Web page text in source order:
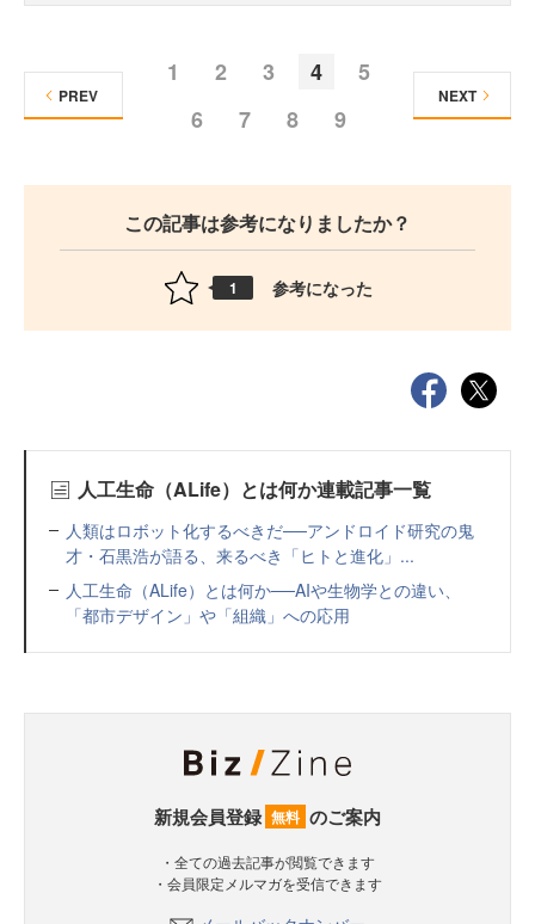
1 2 3 4
5
6
7 8 9
PREV NEXT
この記事は参考になりましたか？
1 参考になった
人工生命（ALife）とは何か連載記事一覧
人類はロボット化するべきだ──アンドロイド研究の鬼
才・石黒浩が語る、来るべき「ヒトと進化」...
人工生命（ALife）とは何か──AIや生物学との違い、
「都市デザイン」や「組織」への応用
新規会員登録 無料 のご案内
・全ての過去記事が閲覧できます
・会員限定メルマガを受信できます